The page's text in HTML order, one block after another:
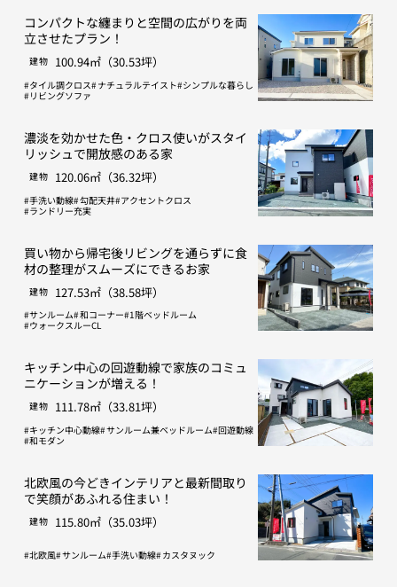
コンパクトな纏まりと空間の広がりを両
立させたプラン！
建物 100.94㎡（30.53坪）
タイル調クロス ナチュラルテイスト シンプルな暮らし
リビングソファ
濃淡を効かせた色・クロス使いがスタイ
リッシュで開放感のある家
建物 120.06㎡（36.32坪）
手洗い動線 勾配天井 アクセントクロス
ランドリー充実
買い物から帰宅後リビングを通らずに食
材の整理がスムーズにできるお家
建物 127.53㎡（38.58坪）
サンルーム 和コーナー 1階ベッドルーム
ウォークスルーCL
キッチン中心の回遊動線で家族のコミュ
ニケーションが増える！
建物 111.78㎡（33.81坪）
キッチン中心動線 サンルーム兼ベッドルーム 回遊動線
和モダン
北欧風の今どきインテリアと最新間取り
で笑顔があふれる住まい！
建物 115.80㎡（35.03坪）
北欧風 サンルーム 手洗い動線 カスタヌック